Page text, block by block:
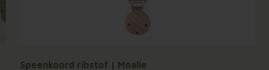
Speenkoord ribstof | Moalie